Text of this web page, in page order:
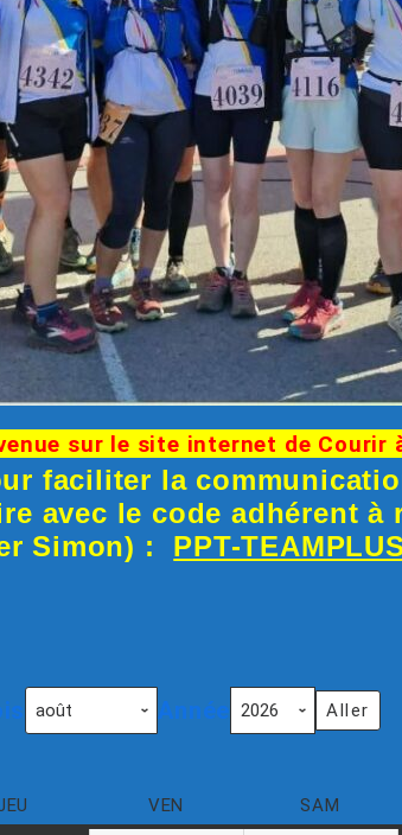
le site internet de Courir à
faciliter la
avec le code adhérent à
Simon) : PPT-
Année
VEN SAM